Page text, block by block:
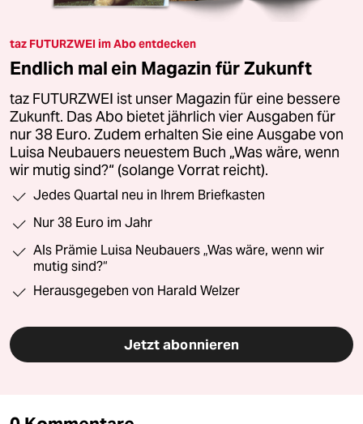
taz FUTURZWEI im Abo entdecken
Endlich mal ein Magazin für Zukunft
taz FUTURZWEI ist unser Magazin für eine bessere
Zukunft. Das Abo bietet jährlich vier Ausgaben für
nur 38 Euro. Zudem erhalten Sie eine Ausgabe von
Luisa Neubauers neuestem Buch „Was wäre, wenn
wir mutig sind?“ (solange Vorrat reicht).
Jedes Quartal neu in Ihrem Briefkasten
Nur 38 Euro im Jahr
Als Prämie Luisa Neubauers „Was wäre, wenn wir
mutig sind?“
Herausgegeben von Harald Welzer
Jetzt abonnieren